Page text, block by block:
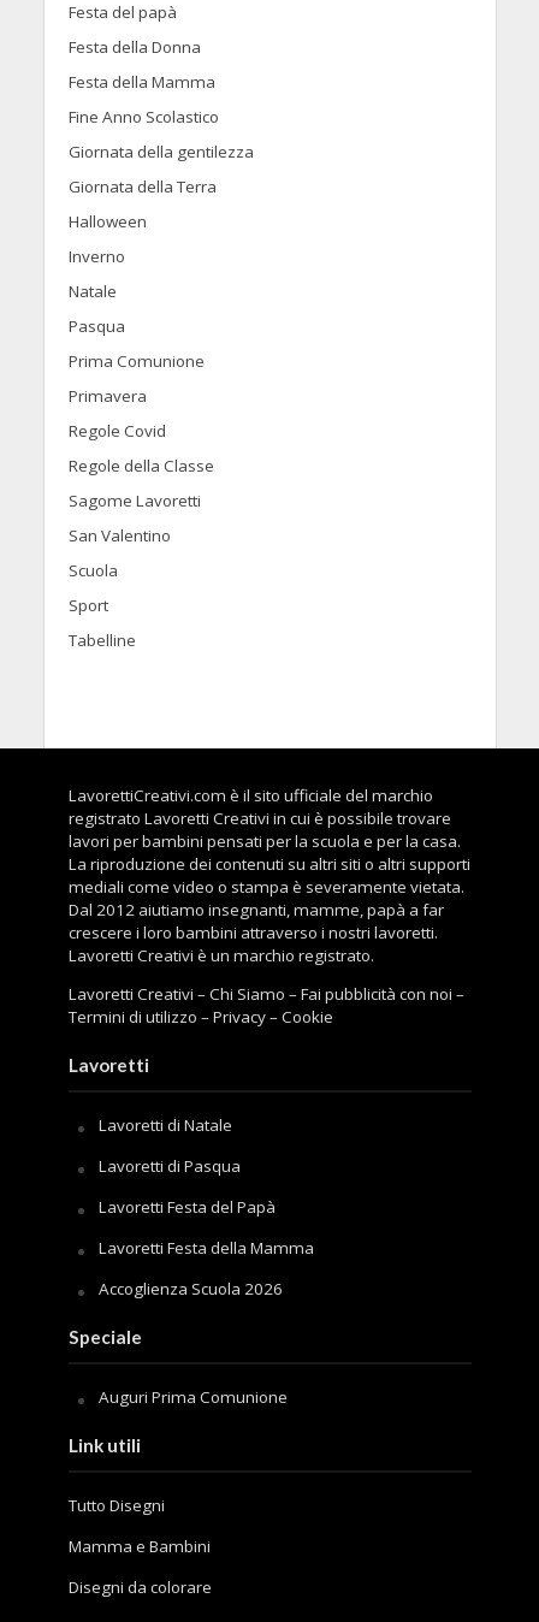
Festa del papà
Festa della Donna
Festa della Mamma
Fine Anno Scolastico
Giornata della gentilezza
Giornata della Terra
Halloween
Inverno
Natale
Pasqua
Prima Comunione
Primavera
Regole Covid
Regole della Classe
Sagome Lavoretti
San Valentino
Scuola
Sport
Tabelline
LavorettiCreativi.com è il sito ufficiale del marchio
registrato Lavoretti Creativi in cui è possibile trovare
lavori per bambini pensati per la scuola e per la casa.
La riproduzione dei contenuti su altri siti o altri supporti
mediali come video o stampa è severamente vietata.
Dal 2012 aiutiamo insegnanti, mamme, papà a far
crescere i loro bambini attraverso i nostri lavoretti.
Lavoretti Creativi è un marchio registrato.
Lavoretti Creativi –Chi Siamo –Fai pubblicità con noi –
Termini di utilizzo –Privacy–Cookie
Lavoretti
Lavoretti di Natale
Lavoretti di Pasqua
Lavoretti Festa del Papà
Lavoretti Festa della Mamma
Accoglienza Scuola 2026
Speciale
Auguri Prima Comunione
Link utili
Tutto Disegni
Mamma e Bambini
Disegni da colorare